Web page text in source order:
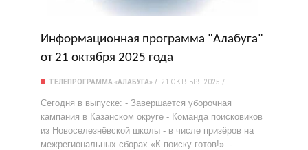
Информационная программа "Алабуга"
от 21 октября 2025 года
ТЕЛЕПРОГРАММА «АЛАБУГА» 21 ОКТЯБРЯ 2025
Сегодня в выпуске: - Завершается уборочная
кампания в Казанском округе - Команда поисковиков
из Новоселезнёвской школы - в числе призёров на
межрегиональных сборах «К поиску готов!». - …